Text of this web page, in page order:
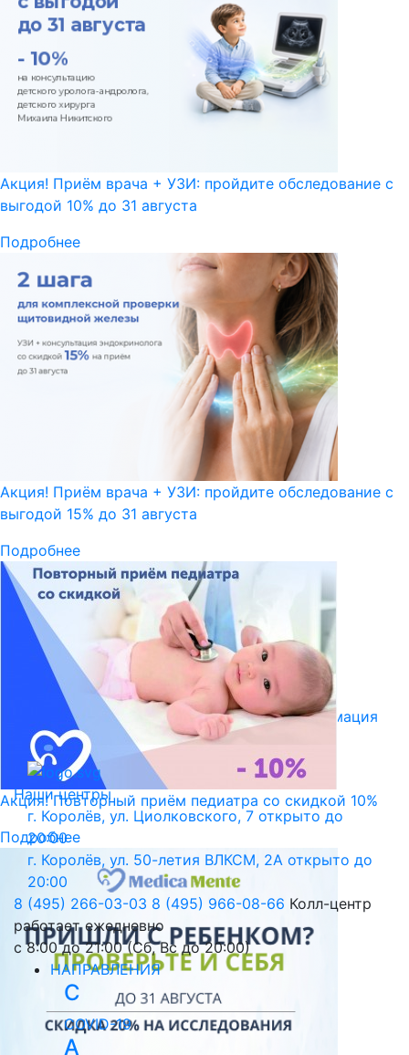
Акция! Приём врача + УЗИ: пройдите обследование с
выгодой 10% до 31 августа
Подробнее
Акция! Приём врача + УЗИ: пройдите обследование с
выгодой 15% до 31 августа
Подробнее
Акция! Повторный приём педиатра со скидкой 10%
Подробнее
Библиотека пациента
Правовая информация
Версия для слабовидящих
Наши центры
г. Королёв, ул. Циолковского, 7 открыто до
20:00
г. Королёв, ул. 50-летия ВЛКСМ, 2А открыто до
20:00
8 (495) 266-03-03 8 (495) 966-08-66 Колл-центр
работает ежедневно
с 8:00 до 21:00 (Сб, Вс до 20:00)
НАПРАВЛЕНИЯ
C
COVID-19
А